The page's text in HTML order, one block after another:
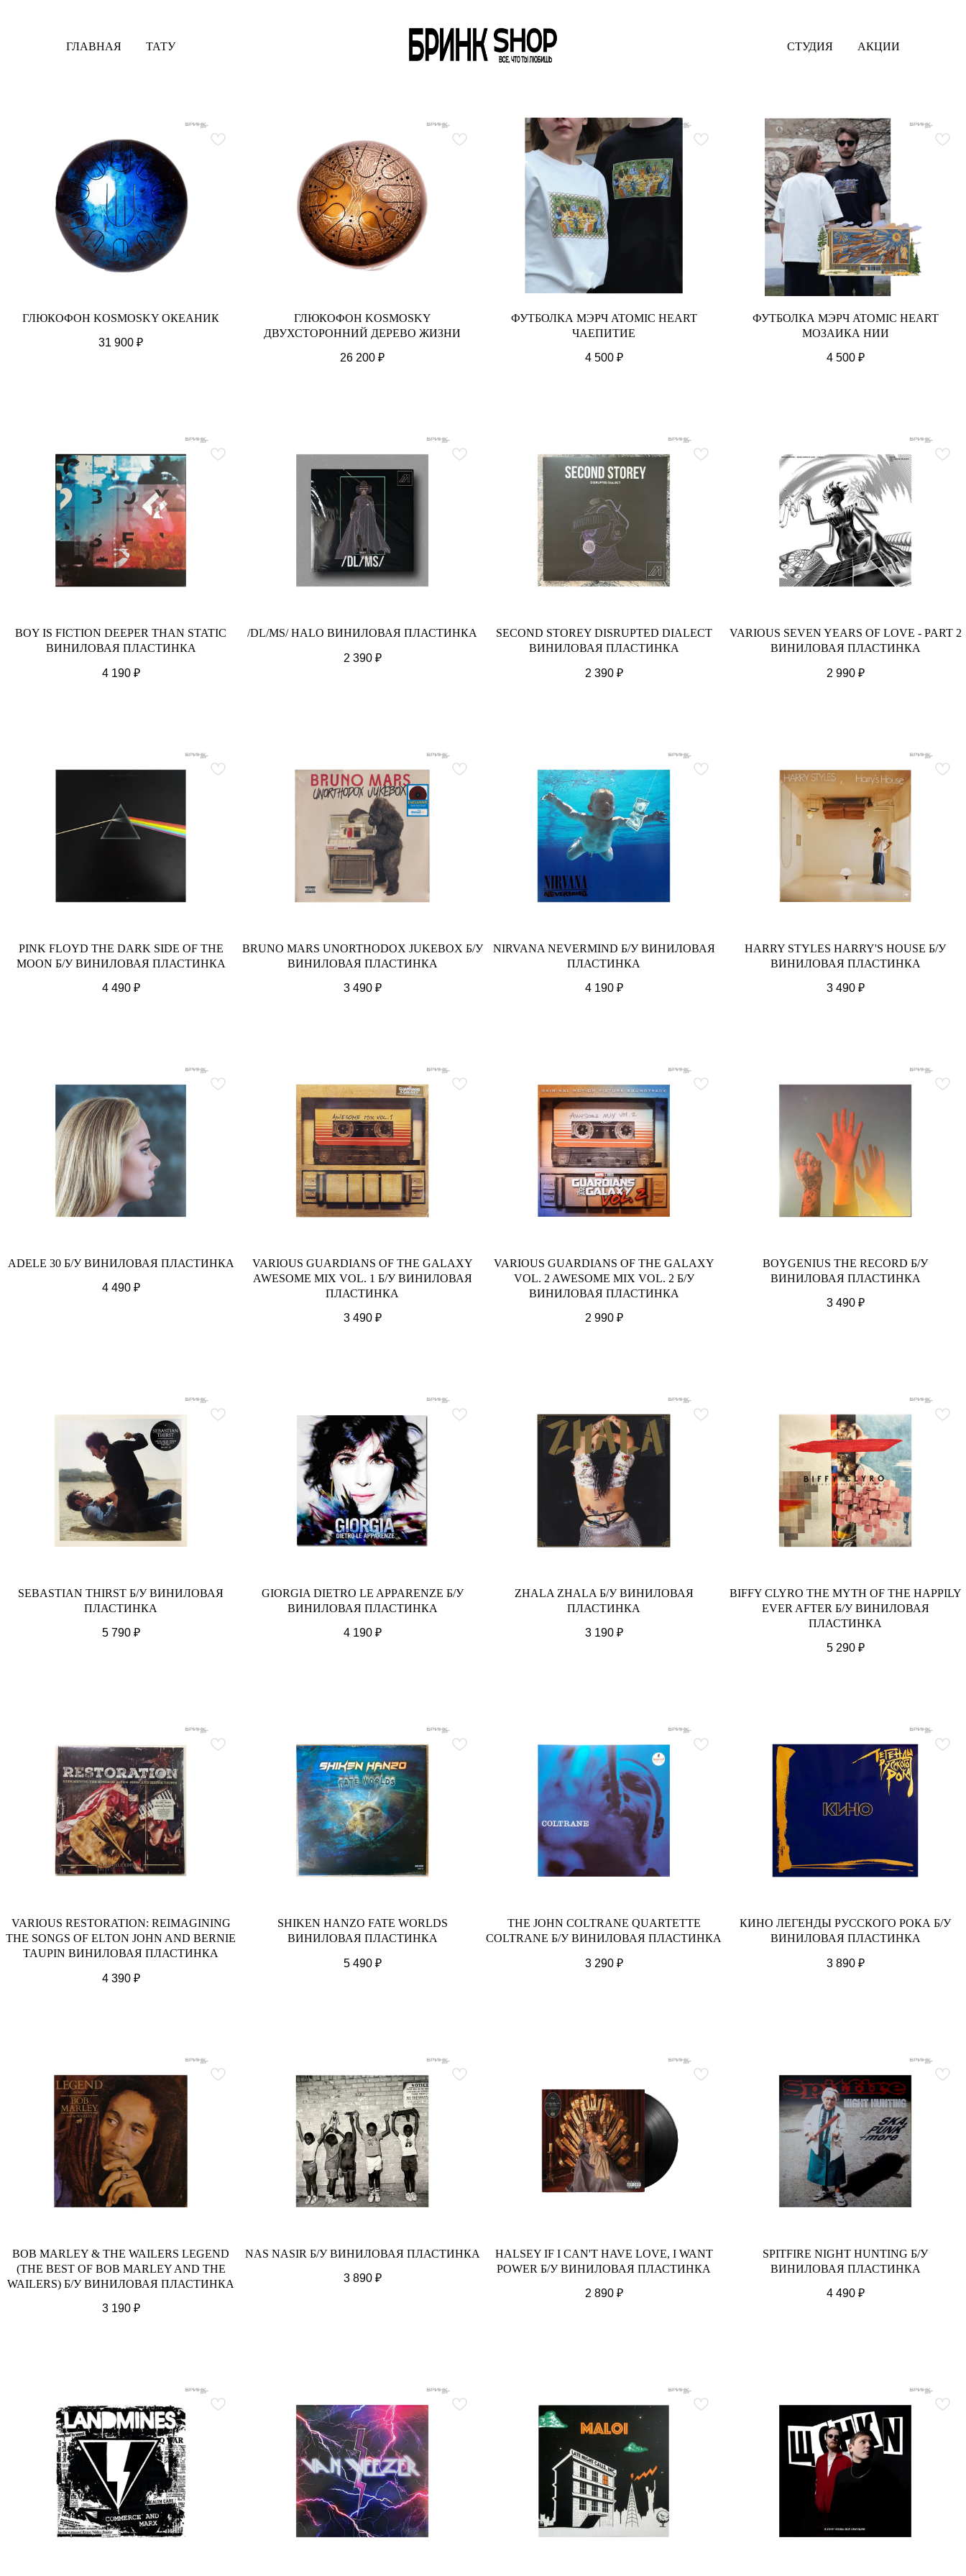
ГЛАВНАЯ ТАТУ СТУДИЯ АКЦИИ
ГЛЮКОФОН KOSMOSKY ОКЕАНИК
31 900 ₽
ГЛЮКОФОН KOSMOSKY
ДВУХСТОРОННИЙ ДЕРЕВО ЖИЗНИ
26 200 ₽
ФУТБОЛКА МЭРЧ ATOMIC HEART
ЧАЕПИТИЕ
4 500 ₽
ФУТБОЛКА МЭРЧ ATOMIC HEART
МОЗАИКА НИИ
4 500 ₽
BOY IS FICTION DEEPER THAN STATIC
ВИНИЛОВАЯ ПЛАСТИНКА
4 190 ₽
/DL/MS/ HALO ВИНИЛОВАЯ ПЛАСТИНКА
2 390 ₽
SECOND STOREY DISRUPTED DIALECT
ВИНИЛОВАЯ ПЛАСТИНКА
2 390 ₽
VARIOUS SEVEN YEARS OF LOVE - PART 2
ВИНИЛОВАЯ ПЛАСТИНКА
2 990 ₽
PINK FLOYD THE DARK SIDE OF THE
MOON Б/У ВИНИЛОВАЯ ПЛАСТИНКА
4 490 ₽
BRUNO MARS UNORTHODOX JUKEBOX Б/У
ВИНИЛОВАЯ ПЛАСТИНКА
3 490 ₽
NIRVANA NEVERMIND Б/У ВИНИЛОВАЯ
ПЛАСТИНКА
4 190 ₽
HARRY STYLES HARRY'S HOUSE Б/У
ВИНИЛОВАЯ ПЛАСТИНКА
3 490 ₽
ADELE 30 Б/У ВИНИЛОВАЯ ПЛАСТИНКА
4 490 ₽
VARIOUS GUARDIANS OF THE GALAXY
AWESOME MIX VOL. 1 Б/У ВИНИЛОВАЯ
ПЛАСТИНКА
3 490 ₽
VARIOUS GUARDIANS OF THE GALAXY
VOL. 2 AWESOME MIX VOL. 2 Б/У
ВИНИЛОВАЯ ПЛАСТИНКА
2 990 ₽
BOYGENIUS THE RECORD Б/У
ВИНИЛОВАЯ ПЛАСТИНКА
3 490 ₽
SEBASTIAN THIRST Б/У ВИНИЛОВАЯ
ПЛАСТИНКА
5 790 ₽
GIORGIA DIETRO LE APPARENZE Б/У
ВИНИЛОВАЯ ПЛАСТИНКА
4 190 ₽
ZHALA ZHALA Б/У ВИНИЛОВАЯ
ПЛАСТИНКА
3 190 ₽
BIFFY CLYRO THE MYTH OF THE HAPPILY
EVER AFTER Б/У ВИНИЛОВАЯ
ПЛАСТИНКА
5 290 ₽
VARIOUS RESTORATION: REIMAGINING
THE SONGS OF ELTON JOHN AND BERNIE
TAUPIN ВИНИЛОВАЯ ПЛАСТИНКА
4 390 ₽
SHIKEN HANZO FATE WORLDS
ВИНИЛОВАЯ ПЛАСТИНКА
5 490 ₽
THE JOHN COLTRANE QUARTETTE
COLTRANE Б/У ВИНИЛОВАЯ ПЛАСТИНКА
3 290 ₽
КИНО ЛЕГЕНДЫ РУССКОГО РОКА Б/У
ВИНИЛОВАЯ ПЛАСТИНКА
3 890 ₽
BOB MARLEY & THE WAILERS LEGEND
(THE BEST OF BOB MARLEY AND THE
WAILERS) Б/У ВИНИЛОВАЯ ПЛАСТИНКА
3 190 ₽
NAS NASIR Б/У ВИНИЛОВАЯ ПЛАСТИНКА
3 890 ₽
HALSEY IF I CAN'T HAVE LOVE, I WANT
POWER Б/У ВИНИЛОВАЯ ПЛАСТИНКА
2 890 ₽
SPITFIRE NIGHT HUNTING Б/У
ВИНИЛОВАЯ ПЛАСТИНКА
4 490 ₽